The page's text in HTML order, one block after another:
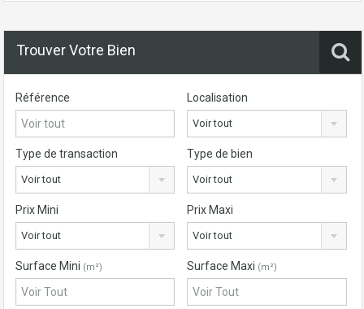
Trouver Votre Bien
Référence Localisation
Voir tout
Type de transaction
Voir tout
Type de bien
Voir tout
Prix Mini
Voir tout
Prix Maxi
Voir tout
Surface Mini (m²) Surface Maxi (m²)